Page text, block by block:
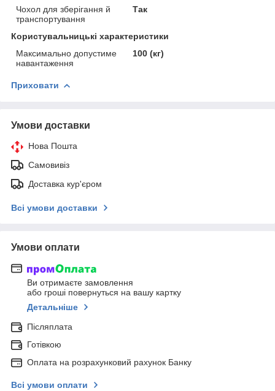
Чохол для зберігання й
транспортування
Так
Користувальницькі характеристики
Максимально допустиме
навантаження
100 (кг)
Приховати
Умови доставки
Нова Пошта
Самовивіз
Доставка кур'єром
Всі умови доставки
Умови оплати
Ви отримаєте замовлення
або гроші повернуться на вашу картку
Детальніше
Післяплата
Готівкою
Оплата на розрахунковий рахунок Банку
Всі умови оплати